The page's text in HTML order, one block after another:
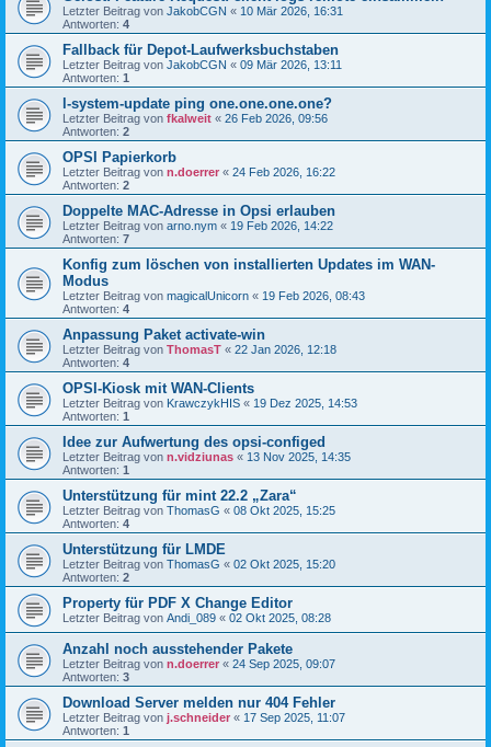
Letzter Beitrag von JakobCGN « 10 Mär 2026, 16:31
Antworten: 4
Fallback für Depot-Laufwerksbuchstaben
Letzter Beitrag von JakobCGN « 09 Mär 2026, 13:11
Antworten: 1
l-system-update ping one.one.one.one?
Letzter Beitrag von fkalweit « 26 Feb 2026, 09:56
Antworten: 2
OPSI Papierkorb
Letzter Beitrag von n.doerrer « 24 Feb 2026, 16:22
Antworten: 2
Doppelte MAC-Adresse in Opsi erlauben
Letzter Beitrag von arno.nym « 19 Feb 2026, 14:22
Antworten: 7
Konfig zum löschen von installierten Updates im WAN-
Modus
Letzter Beitrag von magicalUnicorn « 19 Feb 2026, 08:43
Antworten: 4
Anpassung Paket activate-win
Letzter Beitrag von ThomasT « 22 Jan 2026, 12:18
Antworten: 4
OPSI-Kiosk mit WAN-Clients
Letzter Beitrag von KrawczykHIS « 19 Dez 2025, 14:53
Antworten: 1
Idee zur Aufwertung des opsi-configed
Letzter Beitrag von n.vidziunas « 13 Nov 2025, 14:35
Antworten: 1
Unterstützung für mint 22.2 „Zara“
Letzter Beitrag von ThomasG « 08 Okt 2025, 15:25
Antworten: 4
Unterstützung für LMDE
Letzter Beitrag von ThomasG « 02 Okt 2025, 15:20
Antworten: 2
Property für PDF X Change Editor
Letzter Beitrag von Andi_089 « 02 Okt 2025, 08:28
Anzahl noch ausstehender Pakete
Letzter Beitrag von n.doerrer « 24 Sep 2025, 09:07
Antworten: 3
Download Server melden nur 404 Fehler
Letzter Beitrag von j.schneider « 17 Sep 2025, 11:07
Antworten: 1